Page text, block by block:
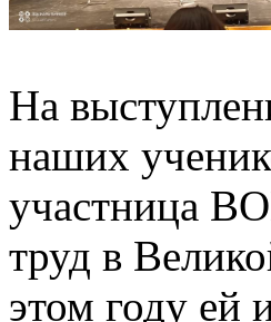
На
наших
участница
труд в
этом году ей